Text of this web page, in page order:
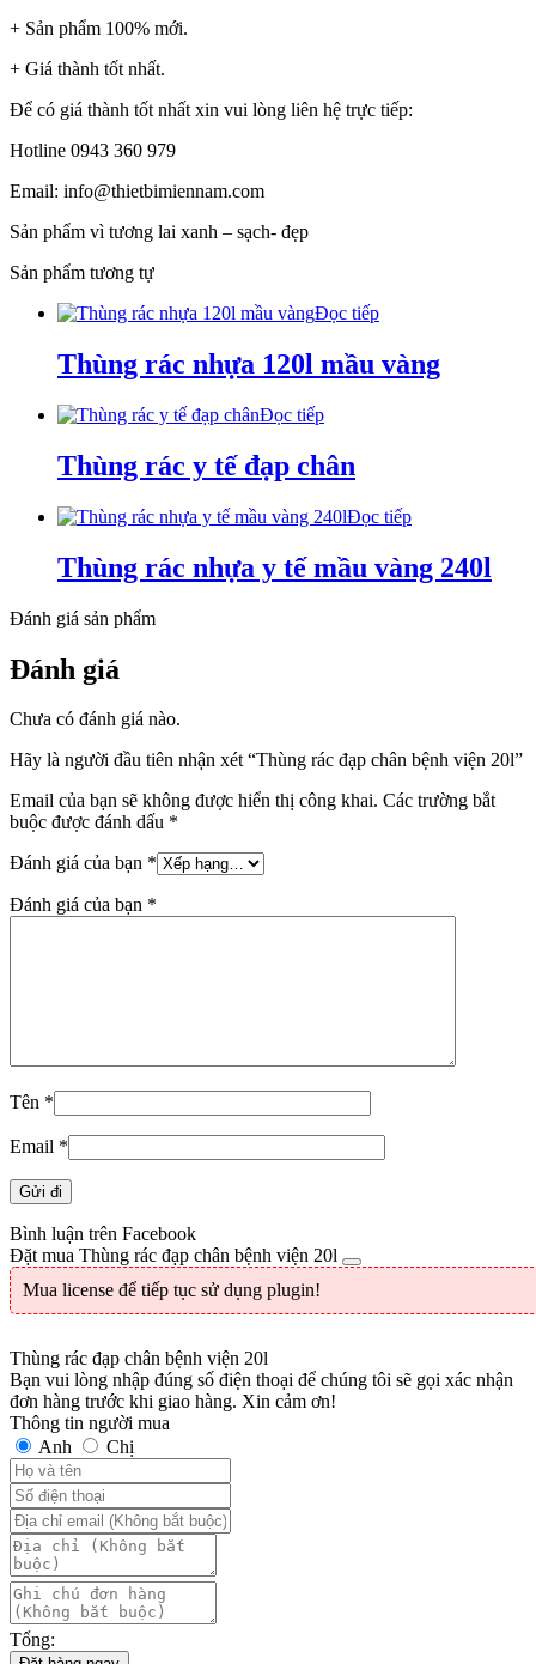
+ Sản phẩm 100% mới.
+ Giá thành tốt nhất.
Để có giá thành tốt nhất xin vui lòng liên hệ trực tiếp:
Hotline 0943 360 979
Email: info@thietbimiennam.com
Sản phẩm vì tương lai xanh – sạch- đẹp
Sản phẩm tương tự
Đọc tiếp
Thùng rác nhựa 120l mầu vàng
Đọc tiếp
Thùng rác y tế đạp chân
Đọc tiếp
Thùng rác nhựa y tế mầu vàng 240l
Đánh giá sản phẩm
Đánh giá
Chưa có đánh giá nào.
Hãy là người đầu tiên nhận xét “Thùng rác đạp chân bệnh viện 20l”
Email của bạn sẽ không được hiển thị công khai. Các trường bắt
buộc được đánh dấu *
Đánh giá của bạn *
Đánh giá của bạn *
Tên *
Email *
Bình luận trên Facebook
Đặt mua Thùng rác đạp chân bệnh viện 20l
Mua license để tiếp tục sử dụng plugin!
Thùng rác đạp chân bệnh viện 20l
Bạn vui lòng nhập đúng số điện thoại để chúng tôi sẽ gọi xác nhận
đơn hàng trước khi giao hàng. Xin cảm ơn!
Thông tin người mua
Anh
Chị
Tổng: